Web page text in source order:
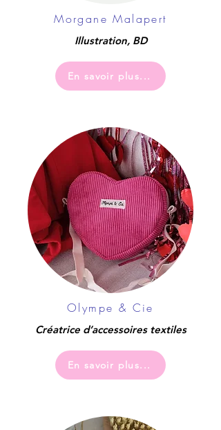
Morgane Malapert
Illustration, BD
En savoir plus...
Olympe & Cie
Créatrice d’accessoires textiles
En savoir plus...